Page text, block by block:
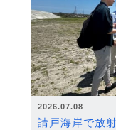
2026.07.08
請戸海岸で放